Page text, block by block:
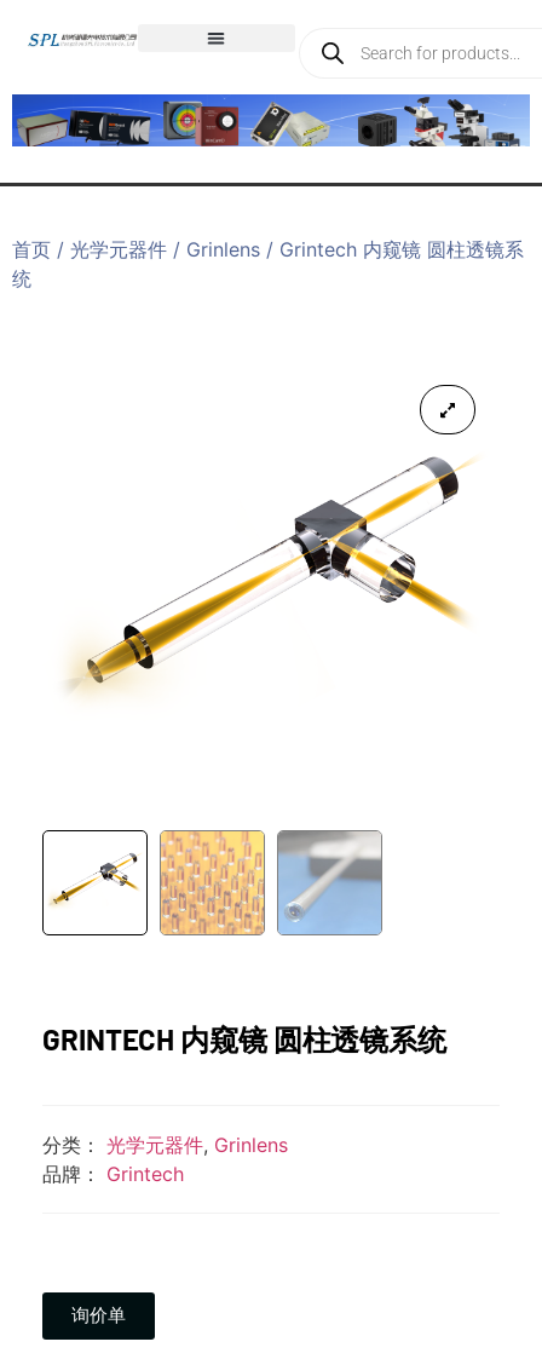
首页 / 光学元器件 / Grinlens / Grintech 内窥镜 圆柱透镜系
统
GRINTECH 内窥镜 圆柱透镜系统
分类： 光学元器件, Grinlens
品牌： Grintech
询价单